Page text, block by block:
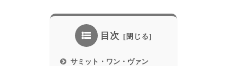
目次
サミット・ワン・ヴァン